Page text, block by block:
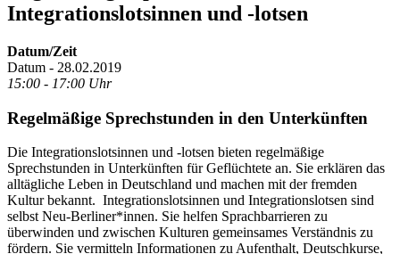
Integrationslotsinnen und -lotsen
Datum/Zeit
Datum - 28.02.2019
15:00 - 17:00 Uhr
Regelmäßige Sprechstunden in den Unterkünften
Die Integrationslotsinnen und -lotsen bieten regelmäßige
Sprechstunden in Unterkünften für Geflüchtete an. Sie erklären das
alltägliche Leben in Deutschland und machen mit der fremden
Kultur bekannt. Integrationslotsinnen und Integrationslotsen sind
selbst Neu-Berliner*innen. Sie helfen Sprachbarrieren zu
überwinden und zwischen Kulturen gemeinsames Verständnis zu
fördern. Sie vermitteln Informationen zu Aufenthalt, Deutschkurse,